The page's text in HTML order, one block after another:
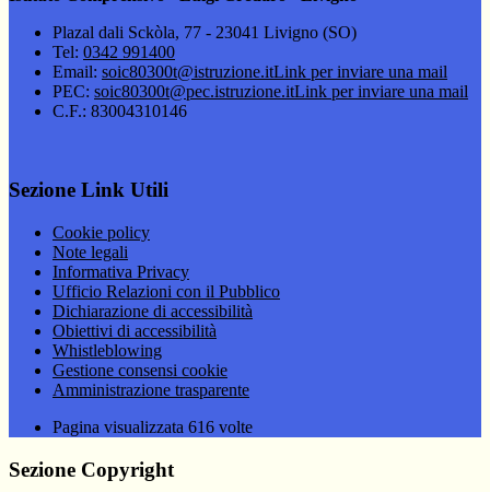
Plazal dali Sckòla, 77 - 23041 Livigno (SO)
Tel: 0342 991400
Email: soic80300t@istruzione.itLink per inviare una mail
PEC: soic80300t@pec.istruzione.itLink per inviare una mail
C.F.: 83004310146
Sezione Link Utili
Cookie policy
Note legali
Informativa Privacy
Ufficio Relazioni con il Pubblico
Dichiarazione di accessibilità
Obiettivi di accessibilità
Whistleblowing
Gestione consensi cookie
Amministrazione trasparente
Pagina visualizzata 616 volte
Sezione Copyright